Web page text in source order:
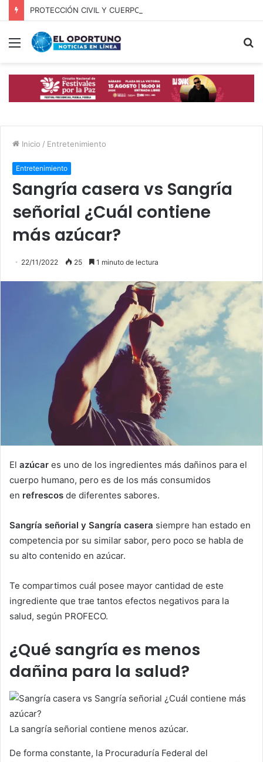
Menú
Inicio / Entretenimiento
Entretenimiento
Sangría casera vs Sangría
señorial ¿Cuál contiene
más azúcar?
22/11/2022 25 1 minuto de lectura
El azúcar es uno de los ingredientes más dañinos para el
cuerpo humano, pero es de los más consumidos
en refrescos de diferentes sabores.
Sangría señorial y Sangría casera siempre han estado en
competencia por su similar sabor, pero poco se habla de
su alto contenido en azúcar.
Te compartimos cuál posee mayor cantidad de este
ingrediente que trae tantos efectos negativos para la
salud, según PROFECO.
¿Qué sangría es menos
dañina para la salud?
La sangría señorial contiene menos azúcar.
De forma constante, la Procuraduría Federal del